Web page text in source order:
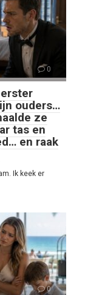
0
ouders…
ze
tas en
en raak
Ik keek er
0